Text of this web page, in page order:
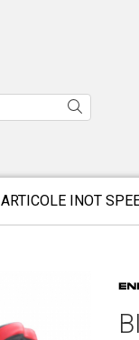
ARTICOLE INOT